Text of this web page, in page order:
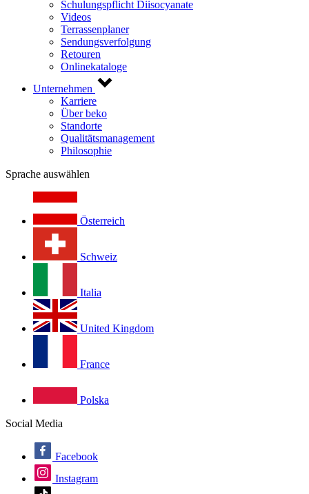
Schulungspflicht Diisocyanate
Videos
Terrassenplaner
Sendungsverfolgung
Retouren
Onlinekataloge
Unternehmen
Karriere
Über beko
Standorte
Qualitätsmanagement
Philosophie
Sprache auswählen
Österreich
Schweiz
Italia
United Kingdom
France
Polska
Social Media
Facebook
Instagram